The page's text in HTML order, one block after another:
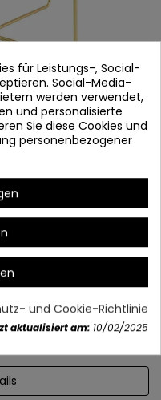
für Leistungs-, Social-
Social-Media-
werden verwendet,
und personalisierte
Sie diese Cookies und
personenbezogener
und Cookie-Richtlinie
aktualisiert am: 10/02/2025